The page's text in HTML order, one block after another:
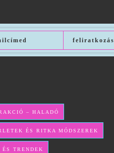
feliratkozás
– HALADÓ
ÉS RITKA MÓDSZEREK
TRENDEK